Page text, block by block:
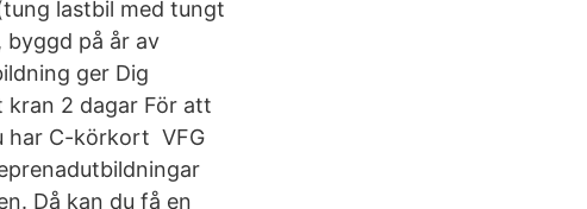
lastbil med tungt
byggd på år av
ger Dig
2 dagar För att
har C-körkort VFG
Då kan du få en